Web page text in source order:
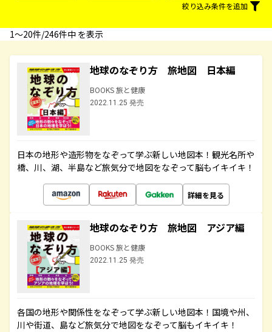
絞り込み条件を追加
1〜20件/246件中 を表示
地球のなぞり方 旅地図 日本編
BOOKS 旅と健康
2022.11.25 発売
日本の地形や造形物をなぞって学ぶ新しい地図本！観光名所や
橋、川、湖、半島など旅気分で地図をなぞって脳もイキイキ！
詳細を見る
地球のなぞり方 旅地図 アジア編
BOOKS 旅と健康
2022.11.25 発売
各国の地形や関係性をなぞって学ぶ新しい地図本！国境や州、
川や街道、島など旅気分で地図をなぞって脳もイキイキ！